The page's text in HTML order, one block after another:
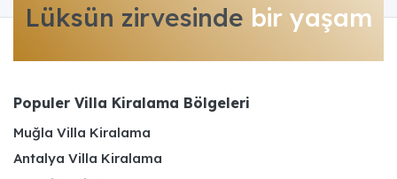
Lüksün zirvesinde bir yaşam
Populer Villa Kiralama Bölgeleri
Muğla Villa Kiralama
Antalya Villa Kiralama